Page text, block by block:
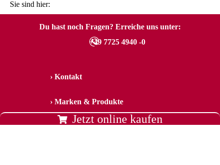
Sie sind hier:
Jetzt online kaufen
Du hast noch Fragen? Erreiche uns unter:
+49 7725 4940 -0
Kontakt
Marken & Produkte
Newsletter